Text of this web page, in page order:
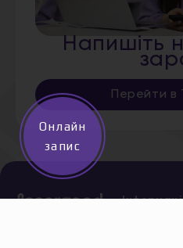
Напишіть
Перейти в
Онлайн
запис